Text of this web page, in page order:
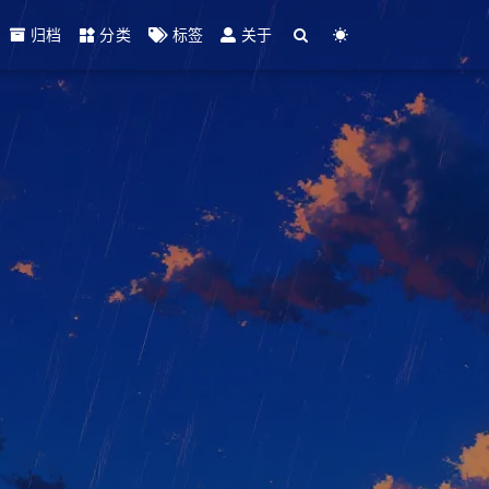
归档 分类 标签 关于